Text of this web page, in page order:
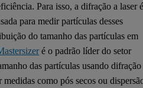
Para isso, a difração a laser
para medir partículas desses
do tamanho das partículas em
é o padrão líder do setor
das partículas usando difração
medidas como pós secos ou